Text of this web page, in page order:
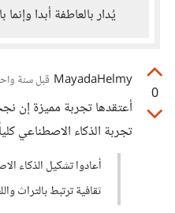
يُدار بالعاطفة أبدا وإنما
0
MayadaHelmy قبل سنة
أعتقدها تجربة مميزة إن
تجربة الذكاء الاصطناعي
أعادوا تشكيل الذكاء
ثقافية ترتبط بالتراث